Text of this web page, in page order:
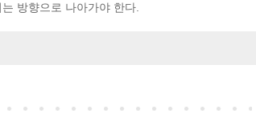
방향으로 나아가야 한다.